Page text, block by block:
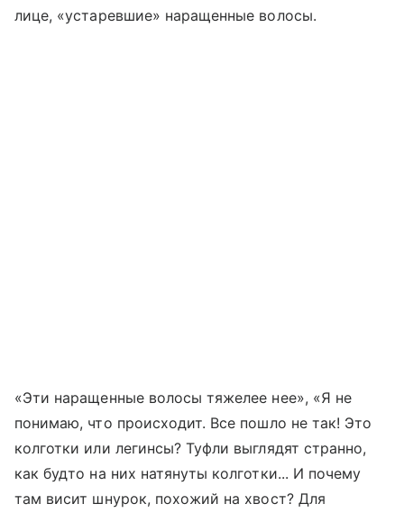
лице, «устаревшие» наращенные волосы.
«Эти наращенные волосы тяжелее нее», «Я не
понимаю, что происходит. Все пошло не так! Это
колготки или легинсы? Туфли выглядят странно,
как будто на них натянуты колготки... И почему
там висит шнурок, похожий на хвост? Для